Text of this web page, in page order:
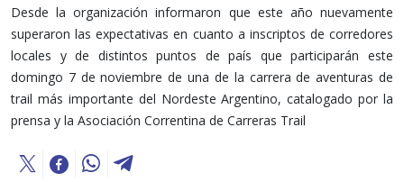
Desde la organización informaron que este año nuevamente
superaron las expectativas en cuanto a inscriptos de corredores
locales y de distintos puntos de país que participarán este
domingo 7 de noviembre de una de la carrera de aventuras de
trail más importante del Nordeste Argentino, catalogado por la
prensa y la Asociación Correntina de Carreras Trail